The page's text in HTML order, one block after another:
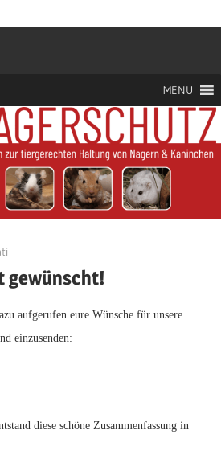
Nagerschutz
MENU
gewünscht!
aufgerufen eure Wünsche für unsere
einzusenden:
diese schöne Zusammenfassung in